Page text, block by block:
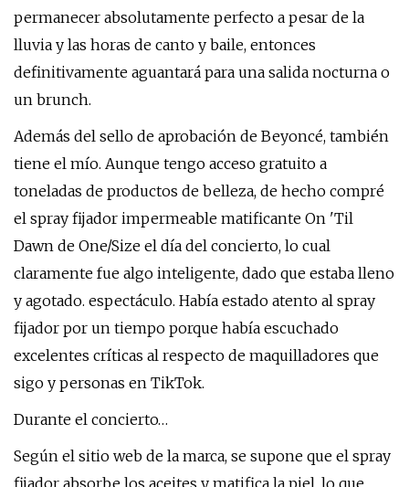
permanecer absolutamente perfecto a pesar de la
lluvia y las horas de canto y baile, entonces
definitivamente aguantará para una salida nocturna o
un brunch.
Además del sello de aprobación de Beyoncé, también
tiene el mío. Aunque tengo acceso gratuito a
toneladas de productos de belleza, de hecho compré
el spray fijador impermeable matificante On 'Til
Dawn de One/Size el día del concierto, lo cual
claramente fue algo inteligente, dado que estaba lleno
y agotado. espectáculo. Había estado atento al spray
fijador por un tiempo porque había escuchado
excelentes críticas al respecto de maquilladores que
sigo y personas en TikTok.
Durante el concierto…
Según el sitio web de la marca, se supone que el spray
fijador absorbe los aceites y matifica la piel, lo que